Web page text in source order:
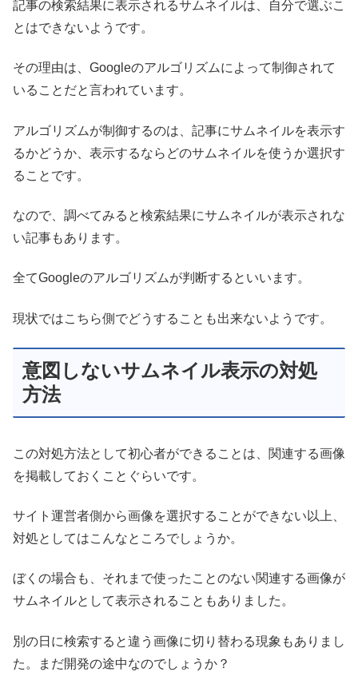
記事の検索結果に表示されるサムネイルは、自分で選ぶこ
とはできないようです。
その理由は、Googleのアルゴリズムによって制御されて
いることだと言われています。
アルゴリズムが制御するのは、記事にサムネイルを表示す
るかどうか、表示するならどのサムネイルを使うか選択す
ることです。
なので、調べてみると検索結果にサムネイルが表示されな
い記事もあります。
全てGoogleのアルゴリズムが判断するといいます。
現状ではこちら側でどうすることも出来ないようです。
意図しないサムネイル表示の対処
方法
この対処方法として初心者ができることは、関連する画像
を掲載しておくことぐらいです。
サイト運営者側から画像を選択することができない以上、
対処としてはこんなところでしょうか。
ぼくの場合も、それまで使ったことのない関連する画像が
サムネイルとして表示されることもありました。
別の日に検索すると違う画像に切り替わる現象もありまし
た。まだ開発の途中なのでしょうか？